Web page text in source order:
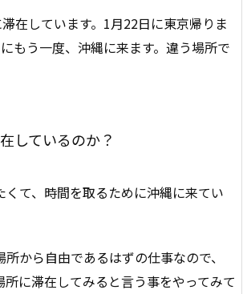
在しています。1月22日に東京帰りま
もう一度、沖縄に来ます。違う場所で
しているのか？
くて、時間を取るために沖縄に来てい
から自由であるはずの仕事なので、
に滞在してみると言う事をやってみて